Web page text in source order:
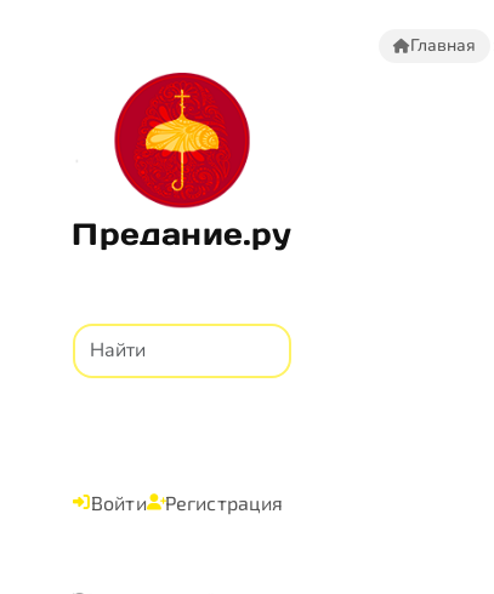
Предание.ру
Войти Регистрация
Главная